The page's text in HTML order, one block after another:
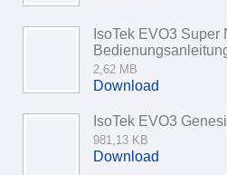
IsoTek EVO3 Super
2,62 MB
Download
IsoTek EVO3
981,13 KB
Download